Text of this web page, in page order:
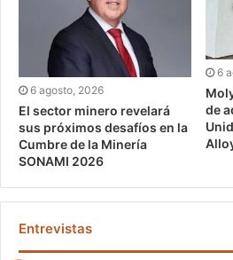
6 agosto, 2026
El sector minero revelará
sus próximos desafíos en la
Cumbre de la Minería
SONAMI 2026
6
de
Entrevistas